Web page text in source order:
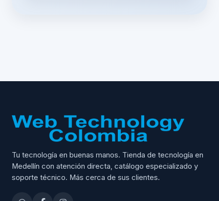
Tu tecnología en buenas manos. Tienda de tecnología en
Medellín con atención directa, catálogo especializado y
soporte técnico. Más cerca de sus clientes.